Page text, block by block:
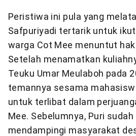
Peristiwa ini pula yang
Safpuriyadi tertarik untuk
warga Cot Mee menuntut
Setelah menamatkan
Teuku Umar Meulaboh pada
temannya sesama
untuk terlibat dalam
Mee. Sebelumnya, Puri
mendampingi masyarakat